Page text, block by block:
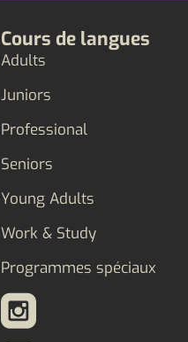
Cours de langues
Adults
Juniors
Professional
Seniors
Young Adults
Work & Study
Programmes spéciaux